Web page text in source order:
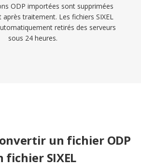
ODP importées sont supprimées
traitement. Les fichiers SIXEL
retirés des serveurs
sous 24 heures.
un fichier ODP
fichier SIXEL